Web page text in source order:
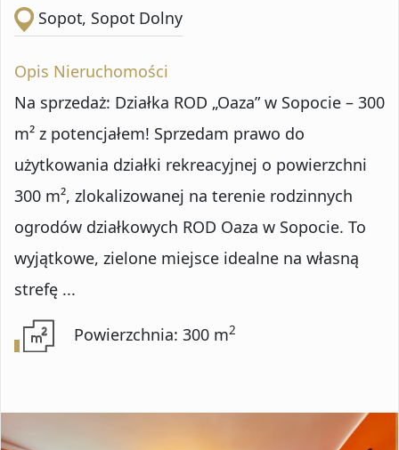
Powierzchnia do
Lokalizacja
Numer oferty
DODATKOWE OPCJE
Rynekwtórny
Sopot, Sopot Dolny
Opis Nieruchomości
Na sprzedaż: Działka ROD „Oaza” w Sopocie – 300
m² z potencjałem! Sprzedam prawo do
użytkowania działki rekreacyjnej o powierzchni
300 m², zlokalizowanej na terenie rodzinnych
ogrodów działkowych ROD Oaza w Sopocie. To
wyjątkowe, zielone miejsce idealne na własną
strefę ...
Powierzchnia: 300 m2